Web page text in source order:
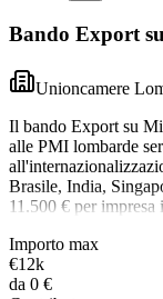
Bando Export
Unioncamere
Il bando Export su
alle PMI lombarde
Brasile, India,
11.500 € per
Importo max
€12k
da 0 €